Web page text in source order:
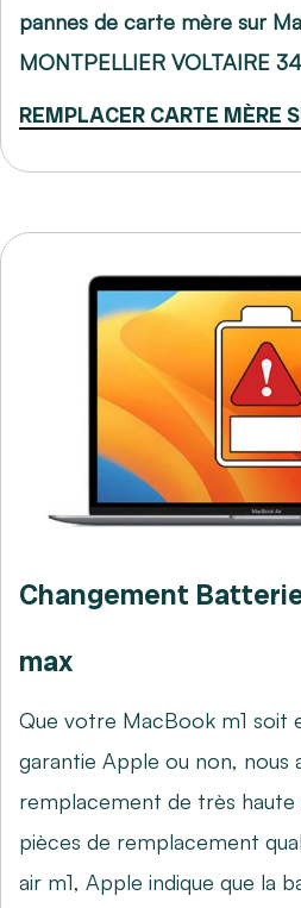
pannes de carte mère sur
MONTPELLIER VOLTAIRE
REMPLACER CARTE MÈRE
Changement
max
Que votre MacBook m1 soit
garantie Apple ou non, nous
remplacement de très haute
pièces de remplacement
air m1, Apple indique que la